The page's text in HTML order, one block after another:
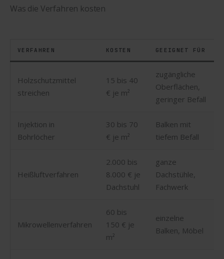
Was die Verfahren kosten
VERFAHREN KOSTEN GEEIGNET FÜR
Holzschutzmittel
streichen
15 bis 40
€ je m²
zugängliche
Oberflächen,
geringer Befall
Injektion in
Bohrlöcher
30 bis 70
€ je m²
Balken mit
tiefem Befall
Heißluftverfahren
2.000 bis
8.000 € je
Dachstuhl
ganze
Dachstühle,
Fachwerk
Mikrowellenverfahren
60 bis
150 € je
m²
einzelne
Balken, Möbel